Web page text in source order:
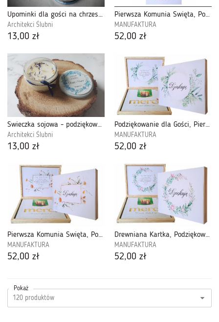
Upominki dla gości na chrzest - mini świeczka sojowa
Architekci Ślubni
13,00 zł
Pierwsza Komunia Święta, Podziękowanie dla Gości ze Zdjęciem-PDGK22
MANUFAKTURA
52,00 zł
Świeczka sojowa - podziękowanie dla gości
Architekci Ślubni
13,00 zł
Podziękowanie dla Gości, Pierwsza Komunia Święta, MERCI-15
MANUFAKTURA
52,00 zł
Pierwsza Komunia Święta, Podziękowanie dla Gości,MERCI-16
MANUFAKTURA
52,00 zł
Drewniana Kartka, Podziękowanie Komunijne dla Gości-PMK28
MANUFAKTURA
52,00 zł
Pokaż